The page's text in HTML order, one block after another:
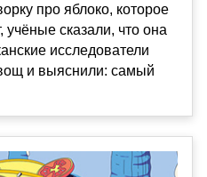
про яблоко, которое
учёные сказали, что она
исследователи
и выяснили: самый